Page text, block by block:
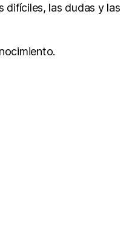
difíciles, las dudas y las